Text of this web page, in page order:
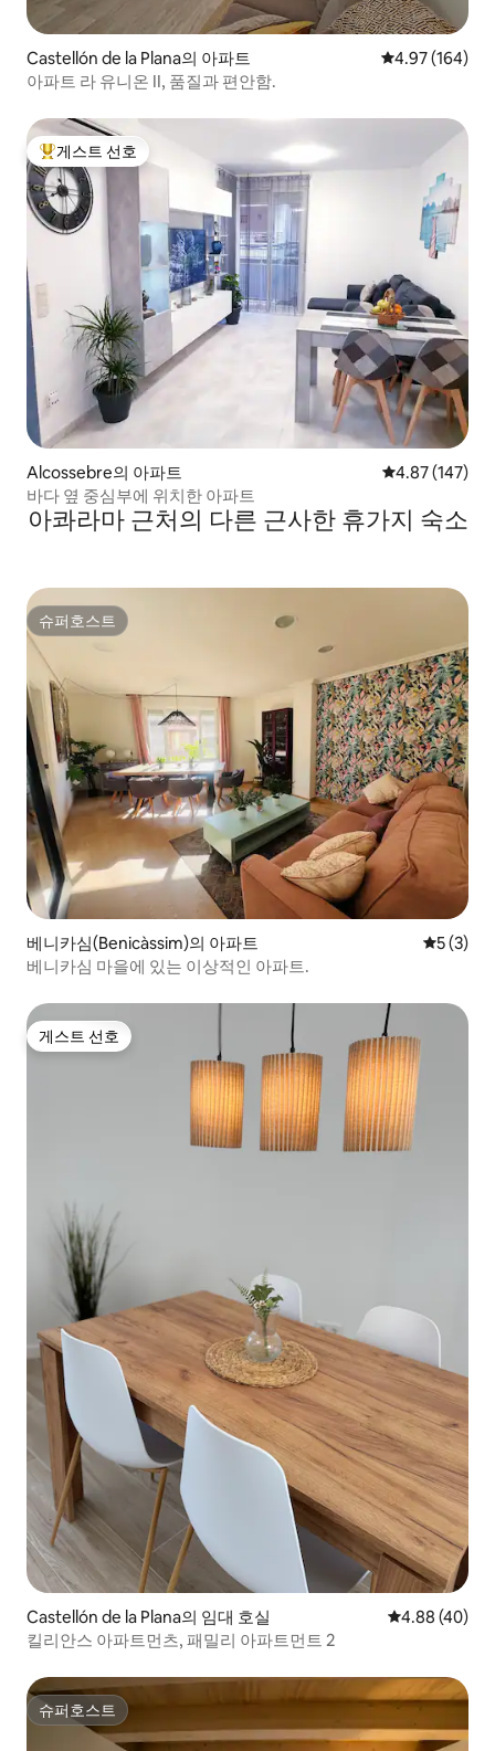
Castellón de la Plana의 아파트 평점 4.97점(5
4.97 (164)
아파트 라 유니온 II, 품질과 편안함.
상위 게스트 선호
게스트 선호
Alcossebre의 아파트 평점 4.87점(5
4.87 (147)
바다 옆 중심부에 위치한 아파트
아콰라마 근처의 다른 근사한 휴가지 숙소
슈퍼호스트
슈퍼호스트
베니카심(Benicàssim)의 아파트 평점 5점
5 (3)
베니카심 마을에 있는 이상적인 아파트.
게스트 선호
게스트 선호
Castellón de la Plana의 임대 호실 평점 4.88점(5
4.88 (40)
킬리안스 아파트먼츠, 패밀리 아파트먼트 2
슈퍼호스트
슈퍼호스트